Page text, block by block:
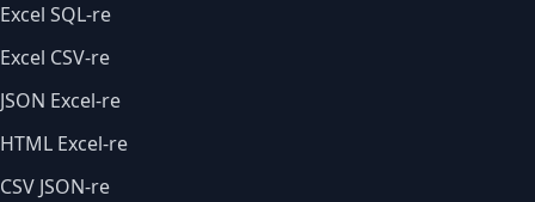
Excel SQL-re
Excel CSV-re
JSON Excel-re
HTML Excel-re
CSV JSON-re